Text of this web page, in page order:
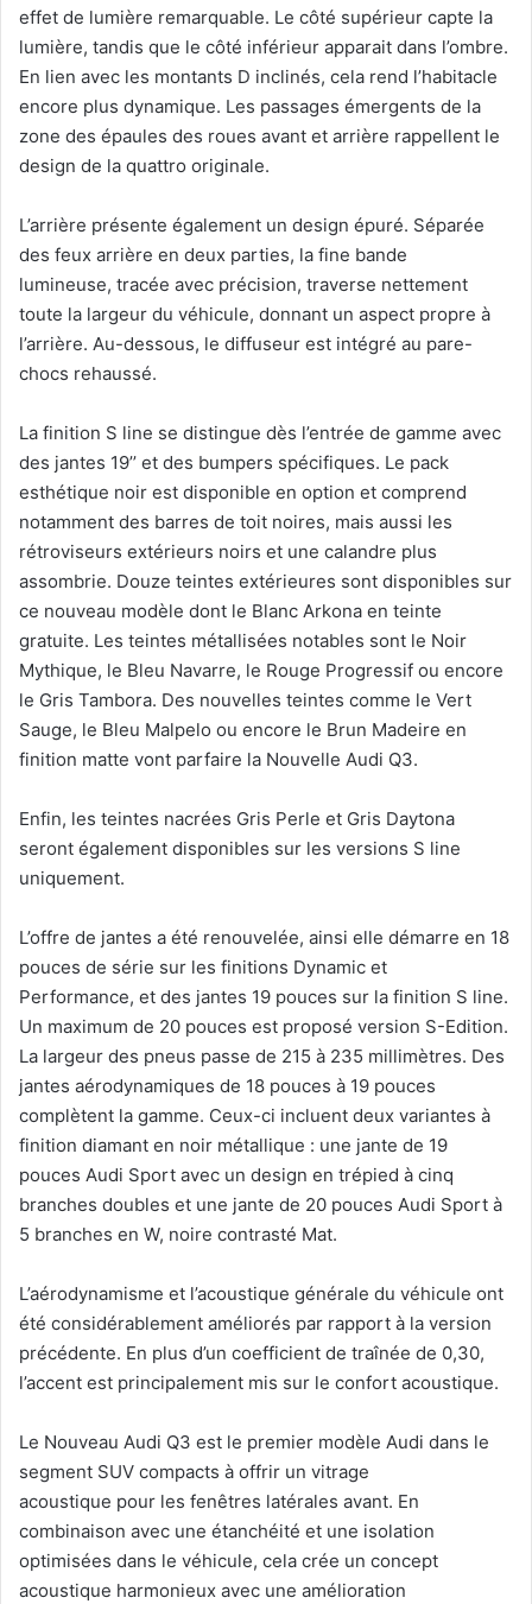
effet de lumière remarquable. Le côté supérieur capte la
lumière, tandis que le côté inférieur apparait dans l’ombre.
En lien avec les montants D inclinés, cela rend l’habitacle
encore plus dynamique. Les passages émergents de la
zone des épaules des roues avant et arrière rappellent le
design de la quattro originale.
L’arrière présente également un design épuré. Séparée
des feux arrière en deux parties, la fine bande
lumineuse, tracée avec précision, traverse nettement
toute la largeur du véhicule, donnant un aspect propre à
l’arrière. Au-dessous, le diffuseur est intégré au pare-
chocs rehaussé.
La finition S line se distingue dès l’entrée de gamme avec
des jantes 19’’ et des bumpers spécifiques. Le pack
esthétique noir est disponible en option et comprend
notamment des barres de toit noires, mais aussi les
rétroviseurs extérieurs noirs et une calandre plus
assombrie. Douze teintes extérieures sont disponibles sur
ce nouveau modèle dont le Blanc Arkona en teinte
gratuite. Les teintes métallisées notables sont le Noir
Mythique, le Bleu Navarre, le Rouge Progressif ou encore
le Gris Tambora. Des nouvelles teintes comme le Vert
Sauge, le Bleu Malpelo ou encore le Brun Madeire en
finition matte vont parfaire la Nouvelle Audi Q3.
Enfin, les teintes nacrées Gris Perle et Gris Daytona
seront également disponibles sur les versions S line
uniquement.
L’offre de jantes a été renouvelée, ainsi elle démarre en 18
pouces de série sur les finitions Dynamic et
Performance, et des jantes 19 pouces sur la finition S line.
Un maximum de 20 pouces est proposé version S-Edition.
La largeur des pneus passe de 215 à 235 millimètres. Des
jantes aérodynamiques de 18 pouces à 19 pouces
complètent la gamme. Ceux-ci incluent deux variantes à
finition diamant en noir métallique : une jante de 19
pouces Audi Sport avec un design en trépied à cinq
branches doubles et une jante de 20 pouces Audi Sport à
5 branches en W, noire contrasté Mat.
L’aérodynamisme et l’acoustique générale du véhicule ont
été considérablement améliorés par rapport à la version
précédente. En plus d’un coefficient de traînée de 0,30,
l’accent est principalement mis sur le confort acoustique.
Le Nouveau Audi Q3 est le premier modèle Audi dans le
segment SUV compacts à offrir un vitrage
acoustique pour les fenêtres latérales avant. En
combinaison avec une étanchéité et une isolation
optimisées dans le véhicule, cela crée un concept
acoustique harmonieux avec une amélioration